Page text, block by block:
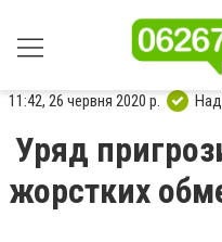
11:42, 26 червня 2020 р.
Уряд
жорстких